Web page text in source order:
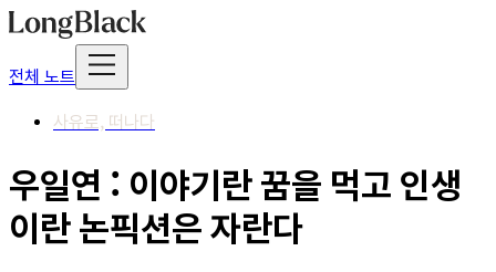
전체 노트
사유로, 떠나다
우일연 : 이야기란 꿈을 먹고 인생
이란 논픽션은 자란다